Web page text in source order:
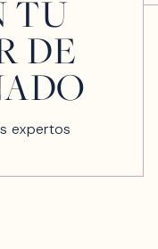
TU
DE
expertos